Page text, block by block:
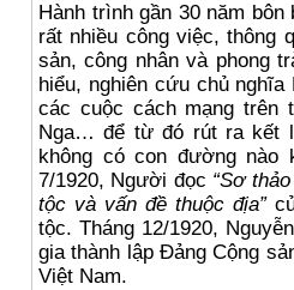
Hành trình gần 30 năm
rất nhiều công việc, thông
sản, công nhân và phong
hiểu, nghiên cứu chủ
các cuộc cách mạng trên
Nga… để từ đó rút ra kết
không có con đường nào
7/1920, Người đọc “Sơ
tộc và vấn đề thuộc địa”
tộc. Tháng 12/1920,
gia thành lập Đảng Cộng
Việt Nam.